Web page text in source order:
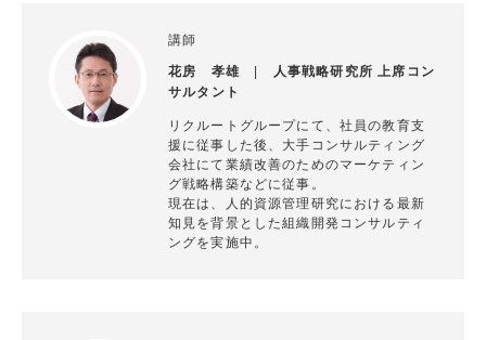
講師
花房 孝雄
人事戦略研究所 上席コン
サルタント
リクルートグループにて、社員の教育支
援に従事した後、大手コンサルティング
会社にて業績改善のためのマーケティン
グ戦略構築などに従事。
現在は、人的資源管理研究における最新
知見を背景とした組織開発コンサルティ
ングを実施中。